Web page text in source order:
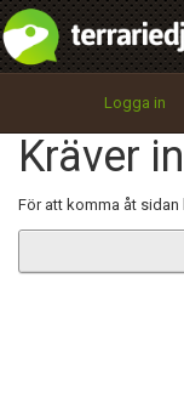
Logga in
Kräver
För att komma åt
integritetspolicy
Namn:
Epost:
Begär nytt